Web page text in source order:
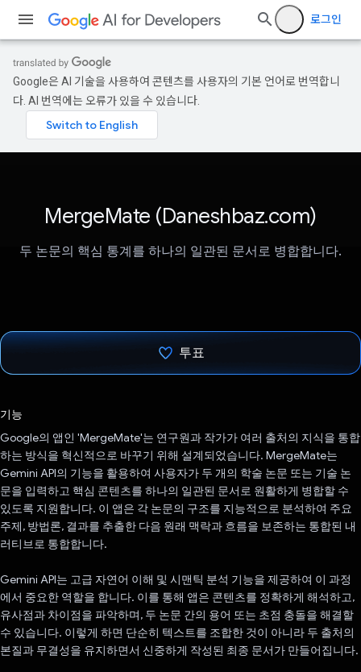
로그인
Google은 AI 기술을 사용하여 콘텐츠를 사용자의 기본 언어로 번역합니
다. AI 번역에는 오류가 있을 수 있습니다.
MergeMate (Daneshbaz.com)
두 논문의 핵심 통계를 하나의 일관된 문서로 병합합니다.
투표
기능
Google의 앱인 'MergeMate'는 연구원과 작가가 여러 출처의 지식을 통합
하는 방식을 혁신적으로 바꾸기 위해 설계되었습니다. MergeMate는
Gemini API의 기능을 활용하여 사용자가 두 개의 학술 논문 또는 기술 논
문을 입력하고 핵심 콘텐츠를 하나의 일관된 문서로 원활하게 병합할 수
있도록 지원합니다. 이 앱은 각 논문의 구조를 지능적으로 분석하여 주요
주제, 방법론, 결과를 추출한 다음 원래 맥락과 흐름을 보존하는 통합된 내
러티브로 통합합니다.
Gemini API는 고급 자연어 이해 및 시맨틱 분석 기능을 제공하여 이 과정
에서 중요한 역할을 합니다. 이를 통해 앱은 콘텐츠를 정확하게 해석하고,
유사점과 차이점을 파악하며, 두 논문 간의 용어 또는 초점 충돌을 해결할
수 있습니다. 이렇게 하면 단순히 텍스트를 조합한 것이 아니라 두 출처의
본질과 무결성을 유지하면서 신중하게 작성된 최종 문서가 만들어집니다.